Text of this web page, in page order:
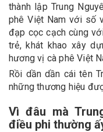
thành lập Trung
phê Việt Nam với số
đạp cọc cạch cùng
trẻ, khát khao xây
hương vị cà phê Việt
Rồi dần dần cái tên
những thương hiệu
Vì đâu mà
điều phi thường